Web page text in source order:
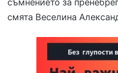
съмнението за
смята Веселина